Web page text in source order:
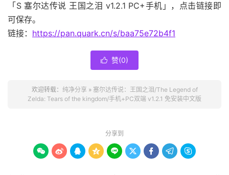
「S 塞尔达传说 王国之泪 v1.2.1 PC+手机」，点击链接即
可保存。
链接： https://pan.quark.cn/s/baa75e72b4f1
 赞(0)
欢迎转载： 纯净分享 » 塞尔达传说：王国之泪/The Legend of
Zelda: Tears of the kingdom/手机+PC双端 v1.2.1 免安装中文版
分享到
        